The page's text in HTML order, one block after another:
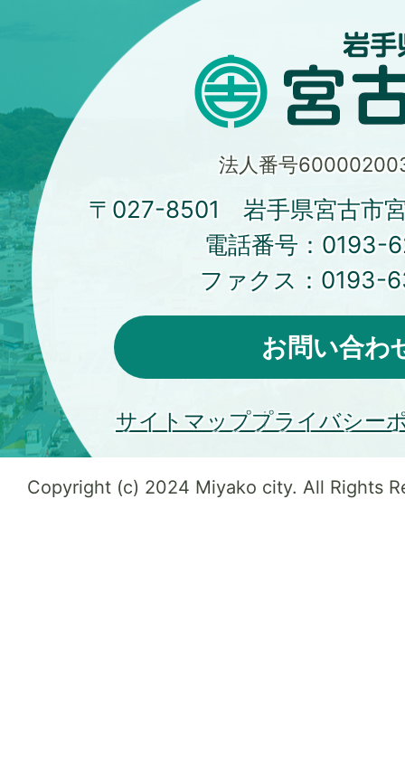
法人番号
〒027-8501 岩手県宮古市
電話番号： 0193-
ファクス： 0193-
お問い合わ
サイトマッププライバシー
Copyright (c) 2024 Miyako city. All Rights